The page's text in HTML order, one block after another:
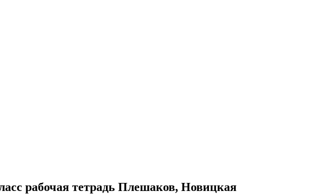
рабочая тетрадь Плешаков, Новицкая